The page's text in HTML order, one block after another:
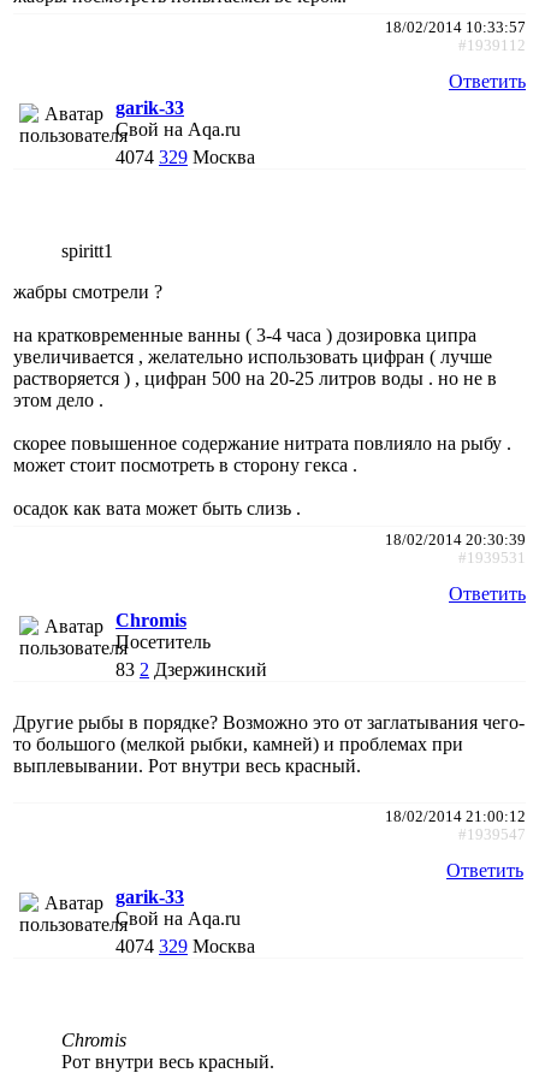
18/02/2014 10:33:57
#1939112
Ответить
garik-33
Свой на Aqa.ru
4074 329 Москва
spiritt1
жабры смотрели ?
на кратковременные ванны ( 3-4 часа ) дозировка ципра
увеличивается , желательно использовать цифран ( лучше
растворяется ) , цифран 500 на 20-25 литров воды . но не в
этом дело .
скорее повышенное содержание нитрата повлияло на рыбу .
может стоит посмотреть в сторону гекса .
осадок как вата может быть слизь .
18/02/2014 20:30:39
#1939531
Ответить
Chromis
Посетитель
83 2 Дзержинский
Другие рыбы в порядке? Возможно это от заглатывания чего-
то большого (мелкой рыбки, камней) и проблемах при
выплевывании. Рот внутри весь красный.
18/02/2014 21:00:12
#1939547
Ответить
garik-33
Свой на Aqa.ru
4074 329 Москва
Chromis
Рот внутри весь красный.